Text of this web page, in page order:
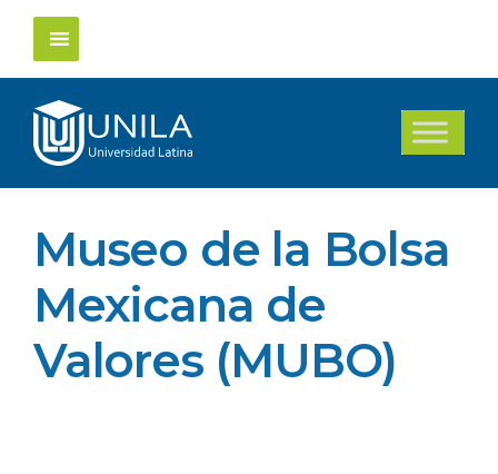
Saltar
contenido
Museo de la Bolsa
Mexicana de
Valores (MUBO)